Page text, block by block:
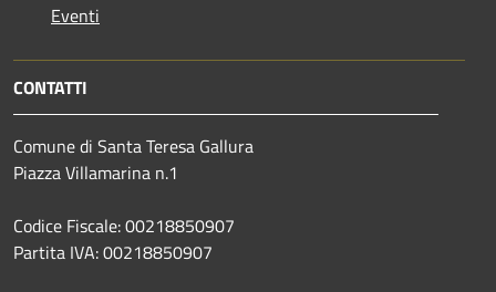
Eventi
CONTATTI
Comune di Santa Teresa Gallura
Piazza Villamarina n.1
Codice Fiscale: 00218850907
Partita IVA: 00218850907